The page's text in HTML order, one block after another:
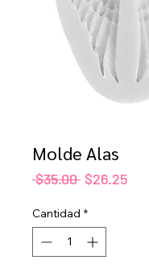
Molde Alas
$35.00 Precio
$26.25
Cantidad *